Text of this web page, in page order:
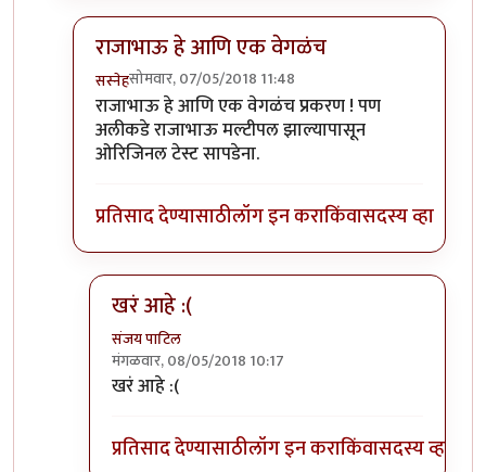
राजाभाऊ हे आणि एक वेगळंच
सस्नेहसोमवार, 07/05/2018 11:48
In reply toबाकी भेळ ही रंकाळ्याचं वारंby
राजाभाऊ हे आणि एक वेगळंच प्रकरण ! पण
अलीकडे राजाभाऊ मल्टीपल झाल्यापासून
ओरिजिनल टेस्ट सापडेना.
प्रतिसाद देण्यासाठीलॉग इन कराकिंवासदस्य व्हा
खरं आहे :(
संजय पाटिल
मंगळवार, 08/05/2018 10:17
In reply to
खरं आहे :(
प्रतिसाद देण्यासाठीलॉग इन कराकिंवासदस्य व्हा